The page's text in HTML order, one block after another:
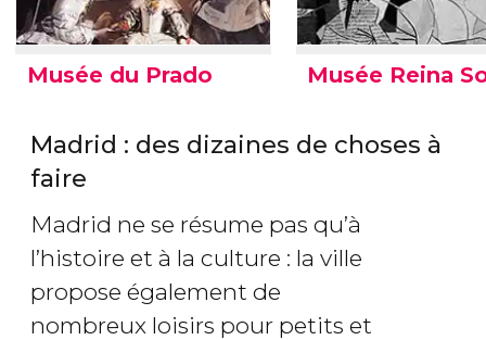
Musée du Prado Musée Reina
Madrid : des dizaines de choses à
faire
Madrid ne se résume pas qu’à
l’histoire et à la culture : la ville
propose également de
nombreux loisirs pour petits et